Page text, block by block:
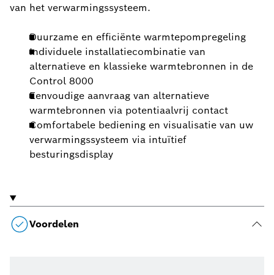
van het verwarmingssysteem.
Duurzame en efficiënte warmtepompregeling
Individuele installatiecombinatie van
alternatieve en klassieke warmtebronnen in de
Control 8000
Eenvoudige aanvraag van alternatieve
warmtebronnen via potentiaalvrij contact
Comfortabele bediening en visualisatie van uw
verwarmingssysteem via intuïtief
besturingsdisplay
Voordelen